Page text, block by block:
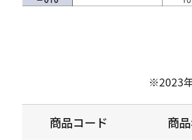
※2023
商品コード 商